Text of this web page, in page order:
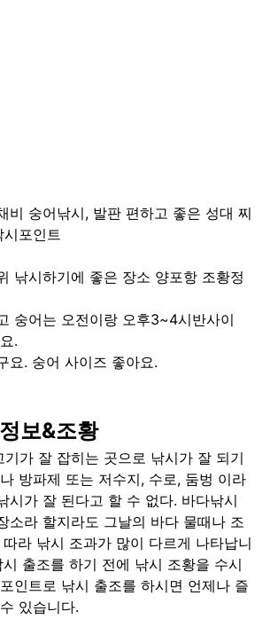
비 숭어낚시, 발판 편하고 좋은 성대 찌
포인트
낚시하기에 좋은 장소 양포항 조황정
숭어는 오전이랑 오후3~4시반사이
.
요. 숭어 사이즈 좋아요.
보&조황
기가 잘 잡히는 곳으로 낚시가 잘 되기
방파제 또는 저수지, 수로, 둠벙 이라
시가 잘 된다고 할 수 없다. 바다낚시
소라 할지라도 그날의 바다 물때나 조
라 낚시 조과가 많이 다르게 나타납니
출조를 하기 전에 낚시 조황을 수시
인트로 낚시 출조를 하시면 언제나 즐
있습니다.